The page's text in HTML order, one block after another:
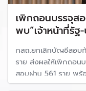
เพิกถอนบรรจุส
พบ”เจ้าหน้าที่รั
กสถ.ยกเลิกบัญชีสอบ
ราย ส่งผลให้เพิกถอน
สอบผ่าน 561 ราย พร้
เพิ่มคะแนน หากเอี่ยว